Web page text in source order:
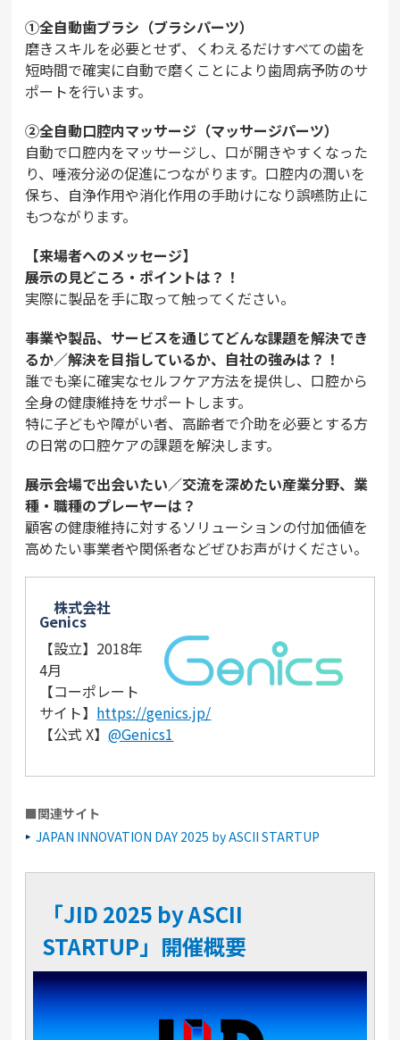
①全自動歯ブラシ（ブラシパーツ）
磨きスキルを必要とせず、くわえるだけすべての歯を
短時間で確実に自動で磨くことにより歯周病予防のサ
ポートを行います。
②全自動口腔内マッサージ（マッサージパーツ）
自動で口腔内をマッサージし、口が開きやすくなった
り、唾液分泌の促進につながります。口腔内の潤いを
保ち、自浄作用や消化作用の手助けになり誤嚥防止に
もつながります。
【来場者へのメッセージ】
――展示の見どころ・ポイントは？！
実際に製品を手に取って触ってください。
――事業や製品、サービスを通じてどんな課題を解決でき
るか／解決を目指しているか、自社の強みは？！
誰でも楽に確実なセルフケア方法を提供し、口腔から
全身の健康維持をサポートします。
特に子どもや障がい者、高齢者で介助を必要とする方
の日常の口腔ケアの課題を解決します。
――展示会場で出会いたい／交流を深めたい産業分野、業
種・職種のプレーヤーは？
顧客の健康維持に対するソリューションの付加価値を
高めたい事業者や関係者などぜひお声がけください。
株式会社
Genics
【設立】2018年
4月
【コーポレート
サイト】 https://genics.jp/
【公式 X】@Genics1
■関連サイト
JAPAN INNOVATION DAY 2025 by ASCII STARTUP
「JID 2025 by ASCII
STARTUP」開催概要